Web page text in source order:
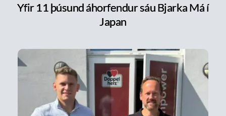
Yfir 11 þúsund áhorfendur sáu Bjarka Má í
Japan